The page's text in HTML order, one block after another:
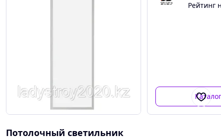
Рейтинг
Потолочный светильник